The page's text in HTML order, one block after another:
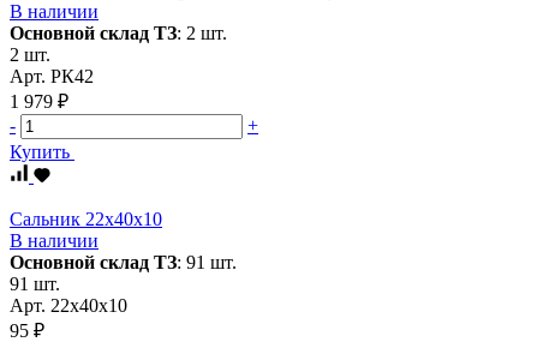
В наличии
Основной склад ТЗ: 2 шт.
2 шт.
Арт. РК42
1 979 ₽
-
+
Купить
Сальник 22х40х10
В наличии
Основной склад ТЗ: 91 шт.
91 шт.
Арт. 22х40х10
95 ₽